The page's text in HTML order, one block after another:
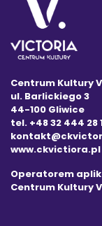
Centrum Kultury
ul. Barlickiego 3
44-100 Gliwice
tel. +48 32 444 28
www.ckvictiora.pl
Operatorem
Centrum Kultury